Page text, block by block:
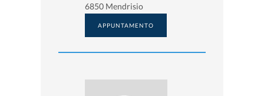
6850 Mendrisio
APPUNTAMENTO